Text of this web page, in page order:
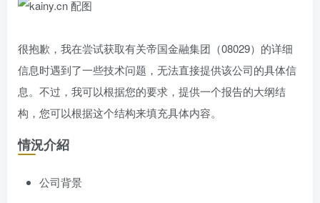
很抱歉，我在尝试获取有关帝国金融集团（08029）的详细
信息时遇到了一些技术问题，无法直接提供该公司的具体信
息。不过，我可以根据您的要求，提供一个报告的大纲结
构，您可以根据这个结构来填充具体内容。
情況介紹
公司背景